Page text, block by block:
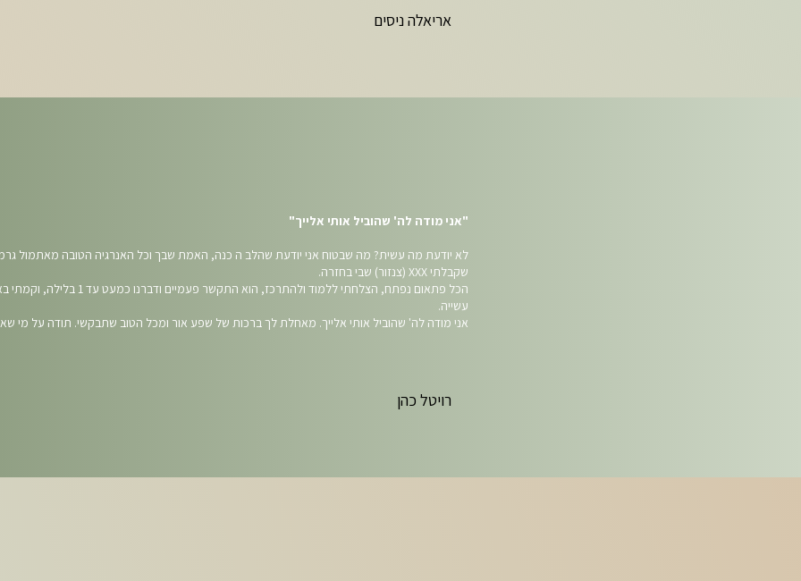
אריאלה ניסים
"אני מודה לה' שהוביל אותי אלייך"
לא יודעת מה עשית? מה שבטוח אני יודעת שהלב ה כנה, האמת שבך וכל האנרגיה הטובה מאתמול
שקבלתי XXX (צנזור) שבי בחזרה.
הכל פתאום נפתח, הצלחתי ללמוד ולהתרכז, הוא התקשר פעמיים
עשייה.
אני מודה לה' שהוביל אותי אלייך. מאחלת לך ברכות של שפע אור ומכל הטוב שתבקשי. תודה על מי
רויטל כהן